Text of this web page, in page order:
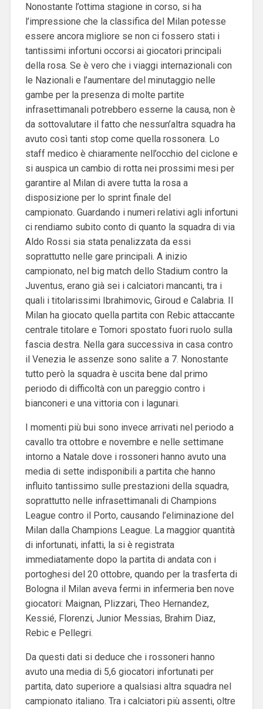
Nonostante l’ottima stagione in corso, si ha
l’impressione che la classifica del Milan potesse
essere ancora migliore se non ci fossero stati i
tantissimi infortuni occorsi ai giocatori principali
della rosa. Se è vero che i viaggi internazionali con
le Nazionali e l’aumentare del minutaggio nelle
gambe per la presenza di molte partite
infrasettimanali potrebbero esserne la causa, non è
da sottovalutare il fatto che nessun’altra squadra ha
avuto così tanti stop come quella rossonera. Lo
staff medico è chiaramente nell’occhio del ciclone e
si auspica un cambio di rotta nei prossimi mesi per
garantire al Milan di avere tutta la rosa a
disposizione per lo sprint finale del
campionato. Guardando i numeri relativi agli infortuni
ci rendiamo subito conto di quanto la squadra di via
Aldo Rossi sia stata penalizzata da essi
soprattutto nelle gare principali. A inizio
campionato, nel big match dello Stadium contro la
Juventus, erano già sei i calciatori mancanti, tra i
quali i titolarissimi Ibrahimovic, Giroud e Calabria. Il
Milan ha giocato quella partita con Rebic attaccante
centrale titolare e Tomori spostato fuori ruolo sulla
fascia destra. Nella gara successiva in casa contro
il Venezia le assenze sono salite a 7. Nonostante
tutto però la squadra è uscita bene dal primo
periodo di difficoltà con un pareggio contro i
bianconeri e una vittoria con i lagunari.
I momenti più bui sono invece arrivati nel periodo a
cavallo tra ottobre e novembre e nelle settimane
intorno a Natale dove i rossoneri hanno avuto una
media di sette indisponibili a partita che hanno
influito tantissimo sulle prestazioni della squadra,
soprattutto nelle infrasettimanali di Champions
League contro il Porto, causando l’eliminazione del
Milan dalla Champions League. La maggior quantità
di infortunati, infatti, la si è registrata
immediatamente dopo la partita di andata con i
portoghesi del 20 ottobre, quando per la trasferta di
Bologna il Milan aveva fermi in infermeria ben nove
giocatori: Maignan, Plizzari, Theo Hernandez,
Kessié, Florenzi, Junior Messias, Brahim Diaz,
Rebic e Pellegri.
Da questi dati si deduce che i rossoneri hanno
avuto una media di 5,6 giocatori infortunati per
partita, dato superiore a qualsiasi altra squadra nel
campionato italiano. Tra i calciatori più assenti, oltre